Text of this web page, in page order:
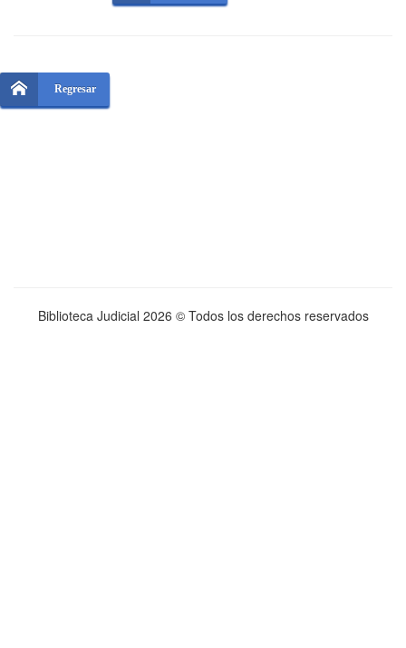
Regresar
Biblioteca Judicial 2026 © Todos los derechos reservados